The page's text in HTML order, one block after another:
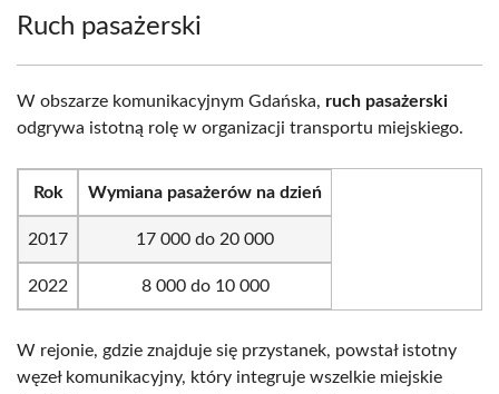
Ruch pasażerski
W obszarze komunikacyjnym Gdańska, ruch pasażerski
odgrywa istotną rolę w organizacji transportu miejskiego.
Rok Wymiana pasażerów na dzień
2017 17 000 do 20 000
2022 8 000 do 10 000
W rejonie, gdzie znajduje się przystanek, powstał istotny
węzeł komunikacyjny, który integruje wszelkie miejskie